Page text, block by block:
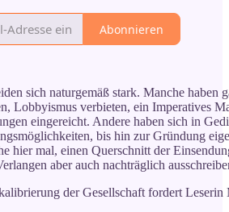
Abonnieren
sich naturgemäß stark. Manche haben
Lobbyismus verbieten, ein Imperatives
eingereicht. Andere haben sich in
bis hin zur Gründung
hier mal, einen Querschnitt der
aber auch nachträglich
der Gesellschaft fordert Leserin